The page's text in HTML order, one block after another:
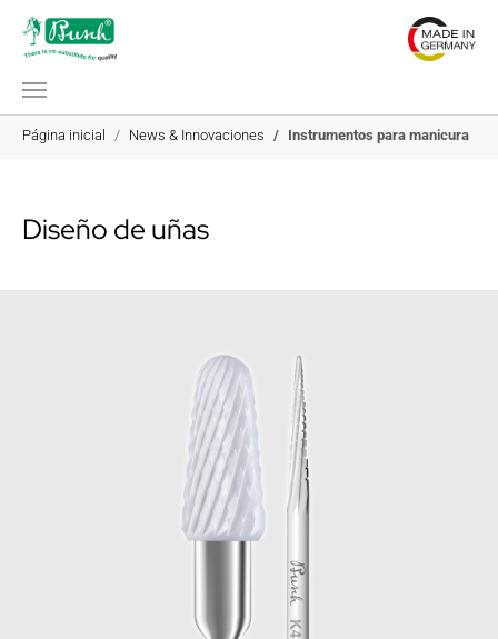
Saltar al contenido principal
Estás aquí:
Página inicial
News & Innovaciones Instrumentos para manicura
Diseño de uñas